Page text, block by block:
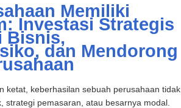
Memiliki
Investasi Strategis
Bisnis,
dan Mendorong
ketat, keberhasilan sebuah perusahaan tidak
strategi pemasaran, atau besarnya modal.